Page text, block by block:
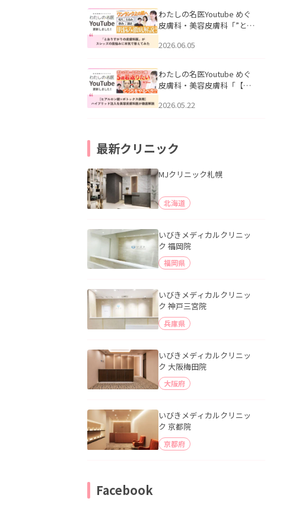
公開いたしました。
わたしの名医Youtube めぐ
皮膚科・美容皮膚科「”とお
ッズの肌悩みに本気で答え
た。
2026.06.05
わたしの名医Youtube めぐ
皮膚科・美容皮膚科「【ヒ
用】ハイブリッド注入を美
2026.05.22
最新クリニック
MJクリニック札幌
北海道
いびきメディカルクリニッ
ク 福岡院
福岡県
いびきメディカルクリニッ
ク 神戸三宮院
兵庫県
いびきメディカルクリニッ
ク 大阪梅田院
大阪府
いびきメディカルクリニッ
ク 京都院
京都府
Facebook